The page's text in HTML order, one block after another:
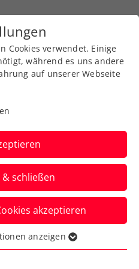
News
Cookies verwendet. Einige
während es uns andere
auf unserer Webseite
schließen
akzeptieren
für grundlegende
anzeigen